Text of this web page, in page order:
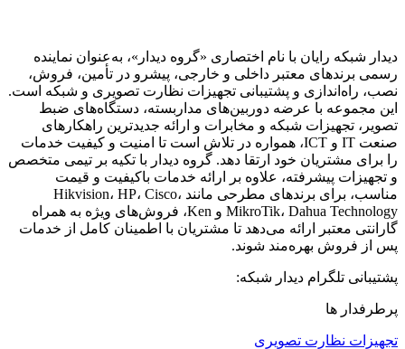
دیدار شبکه رایان با نام اختصاری «گروه دیدار»، به‌عنوان نماینده
رسمی برندهای معتبر داخلی و خارجی، پیشرو در تأمین، فروش،
نصب، راه‌اندازی و پشتیبانی تجهیزات نظارت تصویری و شبکه است.
این مجموعه با عرضه دوربین‌های مداربسته، دستگاه‌های ضبط
تصویر، تجهیزات شبکه و مخابرات و ارائه جدیدترین راهکارهای
صنعت IT و ICT، همواره در تلاش است تا امنیت و کیفیت خدمات
را برای مشتریان خود ارتقا دهد. گروه دیدار با تکیه بر تیمی متخصص
و تجهیزات پیشرفته، علاوه بر ارائه خدمات باکیفیت و قیمت
مناسب، برای برندهای مطرحی مانند Hikvision، HP، Cisco،
MikroTik، Dahua Technology و Ken، فروش‌های ویژه به همراه
گارانتی معتبر ارائه می‌دهد تا مشتریان با اطمینان کامل از خدمات
پس از فروش بهره‌مند شوند.
پشتیبانی تلگرام دیدار شبکه:
پرطرفدار ها
تجهیزات نظارت تصویری